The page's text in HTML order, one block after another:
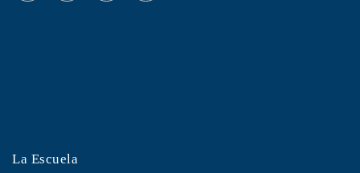
La Escuela